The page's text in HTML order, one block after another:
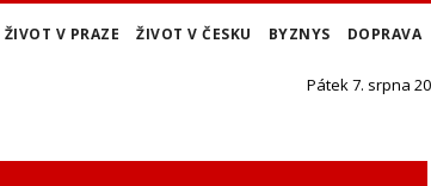
ŽIVOT V PRAZE ŽIVOT V ČESKU BYZNYS DOPRAVA
Pátek 7. srpna